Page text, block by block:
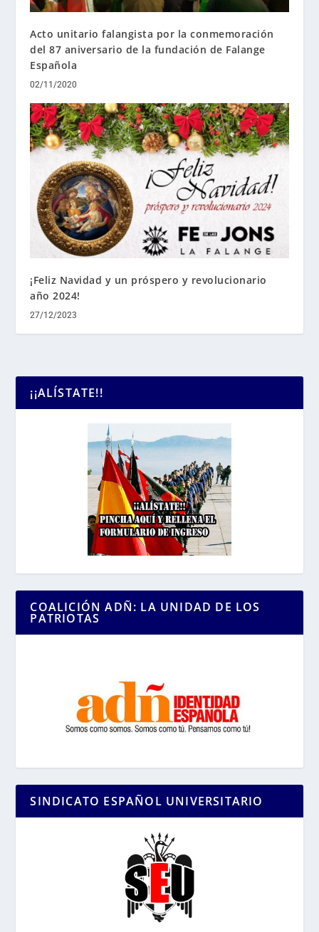
Acto unitario falangista por la conmemoración
del 87 aniversario de la fundación de Falange
Española
02/11/2020
¡Feliz Navidad y un próspero y revolucionario
año 2024!
27/12/2023
¡¡ALÍSTATE!!
COALICIÓN ADÑ: LA UNIDAD DE LOS
PATRIOTAS
SINDICATO ESPAÑOL UNIVERSITARIO